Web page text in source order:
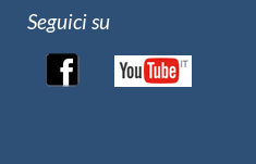
Seguici su